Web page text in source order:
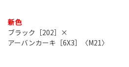
新色
ブラック［202］×
アーバンカーキ［6X3］〈M21〉